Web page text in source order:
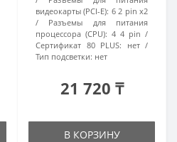
видеокарты (PCI-E): 6 2 pin x2
Разъемы для питания
процессора (CPU): 4 4 pin
Сертификат 80 PLUS:
нет
Тип подсветки: нет
21 720 ₸
В КОРЗИНУ